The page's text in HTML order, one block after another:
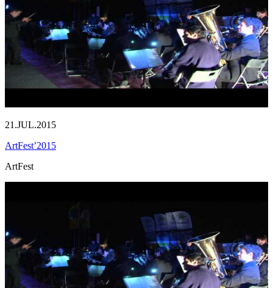
21.JUL.2015
ArtFest’2015
ArtFest